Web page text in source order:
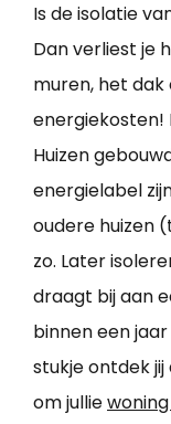
Is de isolatie
Dan verliest je
muren, het dak
energiekosten!
Huizen
energielabel
oudere huizen
zo. Later
draagt bij aan
binnen een
stukje ontdek
om jullie